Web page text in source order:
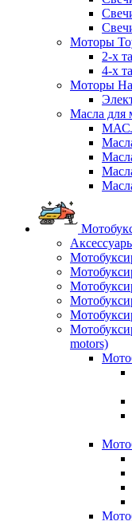
Моторы
2-х
4-х
Моторы
Масла для
motors)